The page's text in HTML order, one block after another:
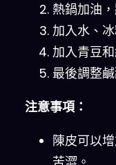
熱鍋加油
加入水、
加入青豆
最後調整
注意事項：
陳皮可以